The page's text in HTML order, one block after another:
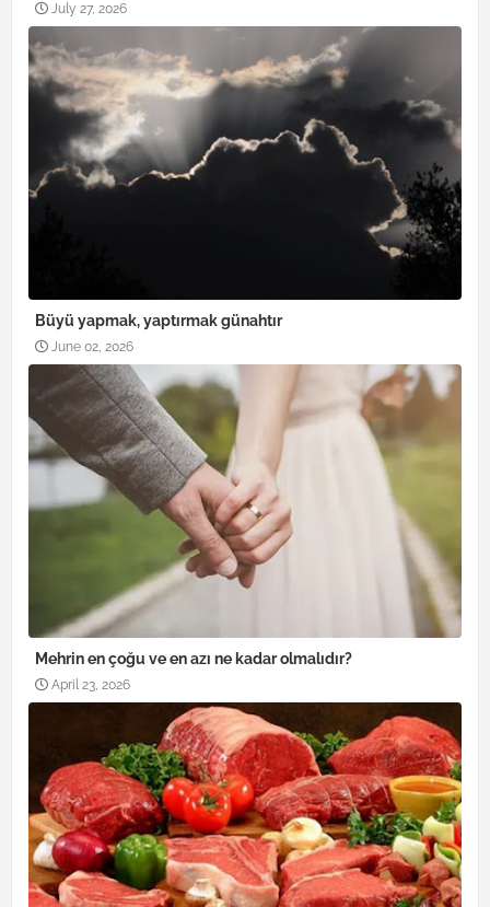
July 27, 2026
Büyü yapmak, yaptırmak günahtır
June 02, 2026
Mehrin en çoğu ve en azı ne kadar olmalıdır?
April 23, 2026